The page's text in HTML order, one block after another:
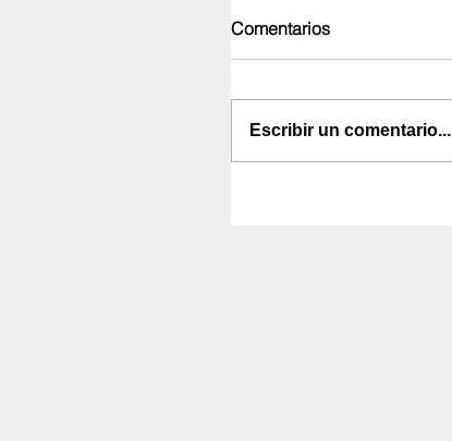
Comentarios
Escribir un comentario...